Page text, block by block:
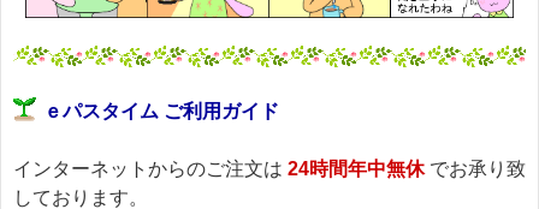
ｅパスタイム ご利用ガイド
インターネットからのご注文は 24時間年中無休でお承り致
しております。